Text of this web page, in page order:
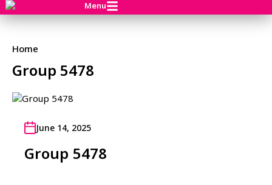
Menu
Home
Group 5478
June 14, 2025
Group 5478